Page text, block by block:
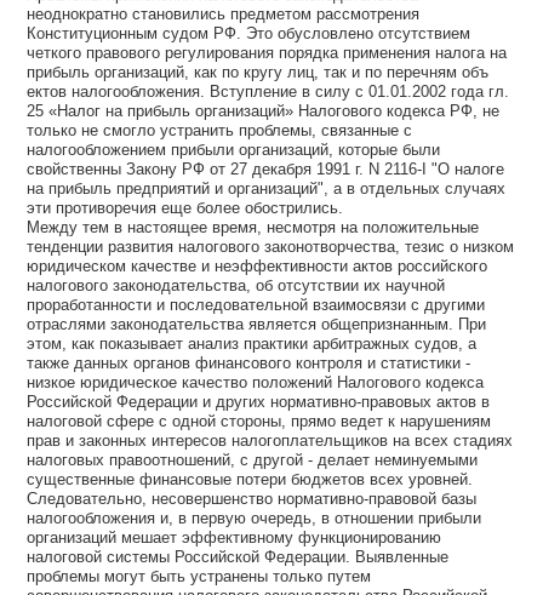
неоднократно становились предметом рассмотрения
Конституционным судом РФ. Это обусловлено отсутствием
четкого правового регулирования порядка применения налога на
прибыль организаций, как по кругу лиц, так и по перечням объ
ектов налогообложения. Вступление в силу с 01.01.2002 года гл.
25 «Налог на прибыль организаций» Налогового кодекса РФ, не
только не смогло устранить проблемы, связанные с
налогообложением прибыли организаций, которые были
свойственны Закону РФ от 27 декабря 1991 г. N 2116-I "О налоге
на прибыль предприятий и организаций", а в отдельных случаях
эти противоречия еще более обострились.
Между тем в настоящее время, несмотря на положительные
тенденции развития налогового законотворчества, тезис о низком
юридическом качестве и неэффективности актов российского
налогового законодательства, об отсутствии их научной
проработанности и последовательной взаимосвязи с другими
отраслями законодательства является общепризнанным. При
этом, как показывает анализ практики арбитражных судов, а
также данных органов финансового контроля и статистики -
низкое юридическое качество положений Налогового кодекса
Российской Федерации и других нормативно-правовых актов в
налоговой сфере с одной стороны, прямо ведет к нарушениям
прав и законных интересов налогоплательщиков на всех стадиях
налоговых правоотношений, с другой - делает неминуемыми
существенные финансовые потери бюджетов всех уровней.
Следовательно, несовершенство нормативно-правовой базы
налогообложения и, в первую очередь, в отношении прибыли
организаций мешает эффективному функционированию
налоговой системы Российской Федерации. Выявленные
проблемы могут быть устранены только путем